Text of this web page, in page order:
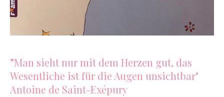
"Man sieht nur mit dem Herzen gut, das
Wesentliche ist für die Augen unsichtbar"
Antoine de Saint-Exépury